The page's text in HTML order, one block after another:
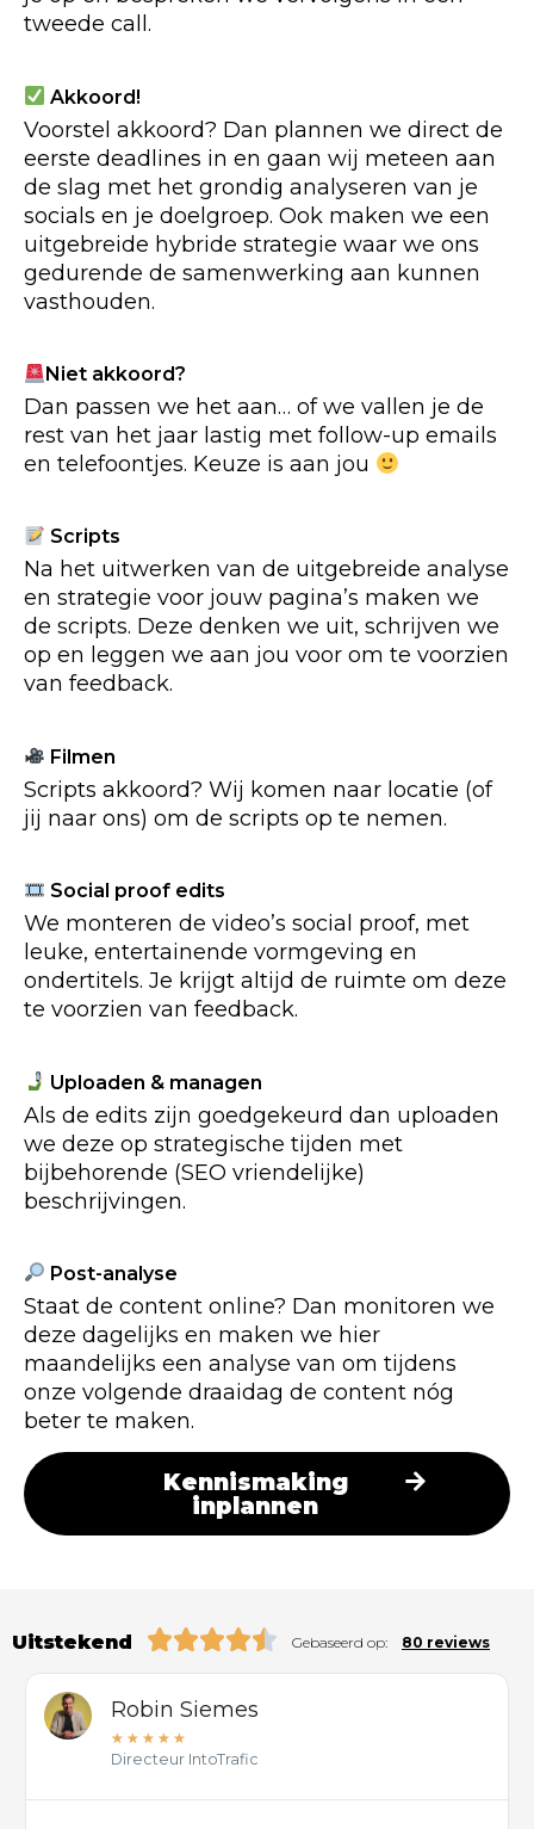
tweede call.
Akkoord!
Voorstel akkoord? Dan plannen we direct de
eerste deadlines in en gaan wij meteen aan
de slag met het grondig analyseren van je
socials en je doelgroep. Ook maken we een
uitgebreide hybride strategie waar we ons
gedurende de samenwerking aan kunnen
vasthouden.
Niet akkoord?
Dan passen we het aan… of we vallen je de
rest van het jaar lastig met follow-up emails
en telefoontjes. Keuze is aan jou
Scripts
Na het uitwerken van de uitgebreide analyse
en strategie voor jouw pagina’s maken we
de scripts. Deze denken we uit, schrijven we
op en leggen we aan jou voor om te voorzien
van feedback.
Filmen
Scripts akkoord? Wij komen naar locatie (of
jij naar ons) om de scripts op te nemen.
Social proof edits
We monteren de video’s social proof, met
leuke, entertainende vormgeving en
ondertitels. Je krijgt altijd de ruimte om deze
te voorzien van feedback.
Uploaden & managen
Als de edits zijn goedgekeurd dan uploaden
we deze op strategische tijden met
bijbehorende (SEO vriendelijke)
beschrijvingen.
Post-analyse
Staat de content online? Dan monitoren we
deze dagelijks en maken we hier
maandelijks een analyse van om tijdens
onze volgende draaidag de content nóg
beter te maken.
Kennismaking
inplannen
Uitstekend Gebaseerd op: 80 reviews
Robin Siemes
★ ★ ★ ★ ★
Directeur IntoTrafic